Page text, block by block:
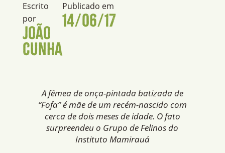
Escrito
por
João
Cunha
Publicado em
14/06/17
A fêmea de onça-pintada batizada de
“Fofa” é mãe de um recém-nascido com
cerca de dois meses de idade. O fato
surpreendeu o Grupo de Felinos do
Instituto Mamirauá